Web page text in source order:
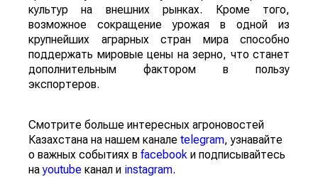
культур на внешних рынках. Кроме того,
возможное сокращение урожая в одной из
крупнейших аграрных стран мира способно
поддержать мировые цены на зерно, что станет
дополнительным фактором в пользу
экспортеров.
Смотрите больше интересных агроновостей
Казахстана на нашем канале telegram, узнавайте
о важных событиях в facebook и подписывайтесь
наyoutube канал и instagram.